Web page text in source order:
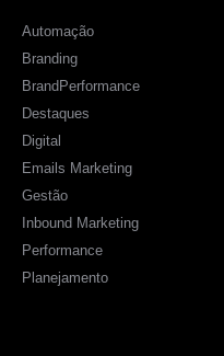
Automação
Branding
BrandPerformance
Destaques
Digital
Emails Marketing
Gestão
Inbound Marketing
Performance
Planejamento